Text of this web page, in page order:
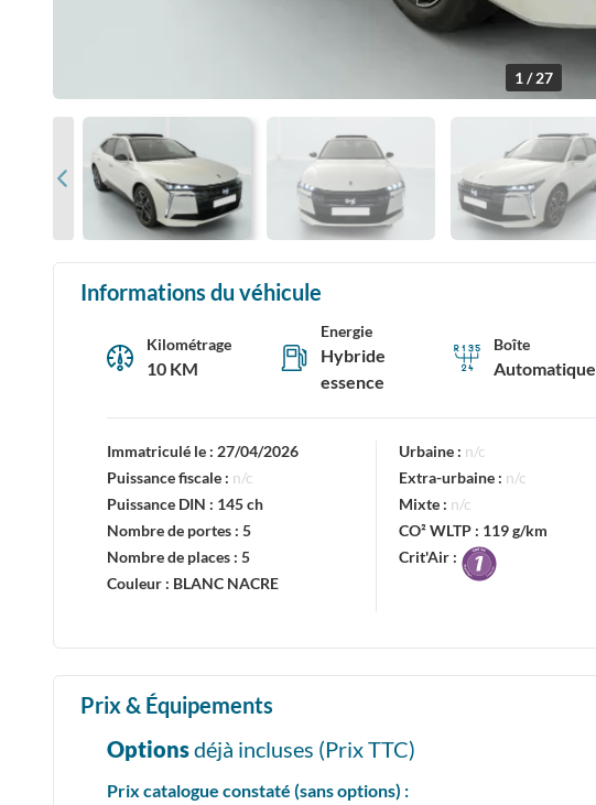
1 / 27
Informations du véhicule
Kilométrage
10 KM
Energie
Hybride
essence
Boîte
Automatique
Immatriculé le : 27/04/2026
Puissance fiscale : n/c
Puissance DIN : 145 ch
Nombre de portes : 5
Nombre de places : 5
Couleur : BLANC NACRE
Urbaine : n/c
Extra-urbaine : n/c
Mixte : n/c
CO² WLTP : 119 g/km
Crit'Air :
Prix & Équipements
Optionsdéjà incluses (PrixTTC)
Prix catalogue constaté (sans options) :